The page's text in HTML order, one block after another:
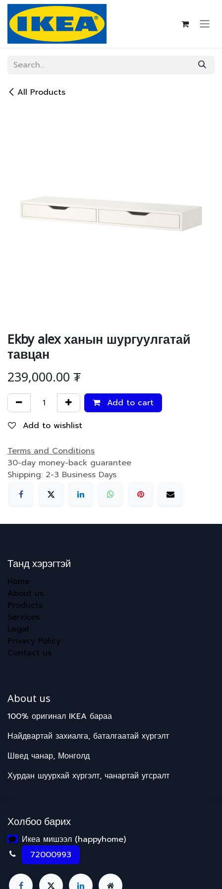
Skip to Content
All Products
Ekby alex ханын шургуулгатай
тавцан
239,000.00₮
Add to cart
Add to wishlist
Terms and Conditions
30-day money-back guarantee
Shipping: 2-3 Business Days
Танд хэрэгтэй
Home
About us
Products
Services
Legal
Privacy Policy
Contact us
About us
100% оригинал IKEA бараа
Найдвартай захиалга, баталгаатай хүргэлт
Швед чанар, Монголд
Хурдан шуурхай хүргэлт, чанартай угсралт
Холбоо барих
Икеа мишээл (happyhome)
72000993